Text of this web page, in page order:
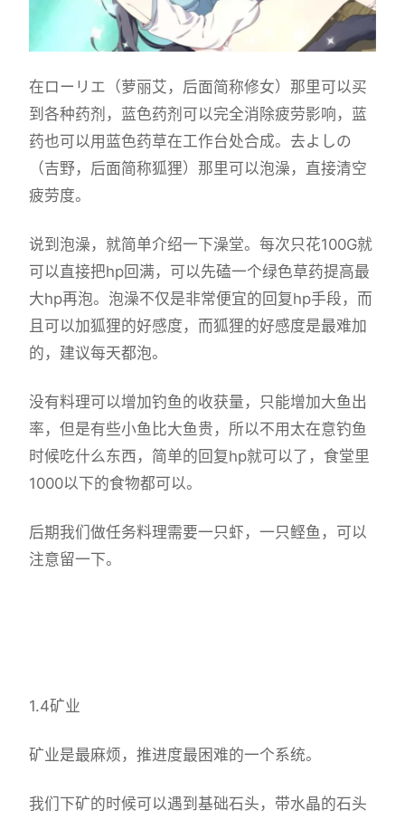
在ローリエ（萝丽艾，后面简称修女）那里可以买
到各种药剂，蓝色药剂可以完全消除疲劳影响，蓝
药也可以用蓝色药草在工作台处合成。去よしの
（吉野，后面简称狐狸）那里可以泡澡，直接清空
疲劳度。
说到泡澡，就简单介绍一下澡堂。每次只花100G就
可以直接把hp回满，可以先磕一个绿色草药提高最
大hp再泡。泡澡不仅是非常便宜的回复hp手段，而
且可以加狐狸的好感度，而狐狸的好感度是最难加
的，建议每天都泡。
没有料理可以增加钓鱼的收获量，只能增加大鱼出
率，但是有些小鱼比大鱼贵，所以不用太在意钓鱼
时候吃什么东西，简单的回复hp就可以了，食堂里
1000以下的食物都可以。
后期我们做任务料理需要一只虾，一只鲣鱼，可以
注意留一下。
1.4矿业
矿业是最麻烦，推进度最困难的一个系统。
我们下矿的时候可以遇到基础石头，带水晶的石头